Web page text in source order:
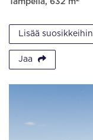
Tampella, 632 m
Lisää suosikkeihin
Jaa